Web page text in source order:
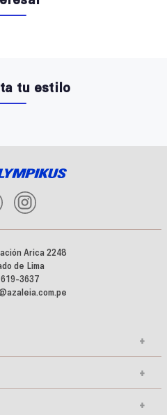
tu estilo
Arica 2248
de Lima
3637
+
+
+